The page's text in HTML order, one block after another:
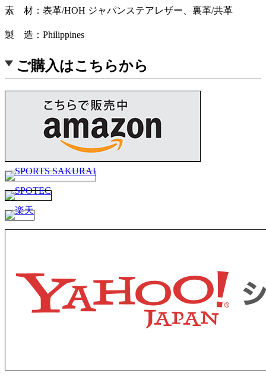
素 材 表革/HOH ジャパンステアレザー、裏革/共革
製 造 Philippines
ご購入はこちらから